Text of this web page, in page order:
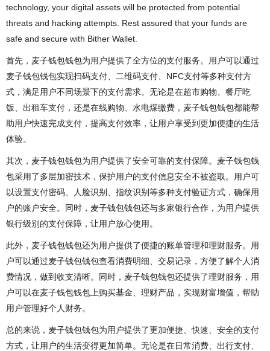
technology, your digital assets will be protected from potential
threats and hacking attempts. Rest assured that your funds are
safe and secure with Bither Wallet.
首先，麦子钱包钱包为用户提供了全方位的支付服务。用户可以通过
麦子钱包钱包实现扫码支付、二维码支付、NFC支付等多种支付方
式，满足用户不同场景下的支付需求。无论是在超市购物、餐厅吃
饭、出租车支付，还是在线购物、水电煤缴费，麦子钱包钱包都能帮
助用户快速完成支付，提高支付效率，让用户享受到更加便捷的生活
体验。
其次，麦子钱包钱包为用户提供了安全可靠的支付保障。麦子钱包钱
包采用了多层加密技术，保护用户的支付信息安全不被盗取。用户可
以设置支付密码、人脸识别、指纹识别等多种支付验证方式，确保用
户的账户安全。同时，麦子钱包钱包还与多家银行合作，为用户提供
银行级别的支付保障，让用户放心使用。
此外，麦子钱包钱包还为用户提供了便捷的账单管理和理财服务。用
户可以通过麦子钱包钱包查看消费明细、交易记录，方便了解个人消
费情况，做到收支清晰。同时，麦子钱包钱包还提供了理财服务，用
户可以在麦子钱包钱包上购买基金、理财产品，实现财富增值，帮助
用户管理好个人财务。
总的来说，麦子钱包钱包为用户提供了更加便捷、快速、安全的支付
方式，让用户的生活变得更加简单。无论是在日常消费、出行支付、